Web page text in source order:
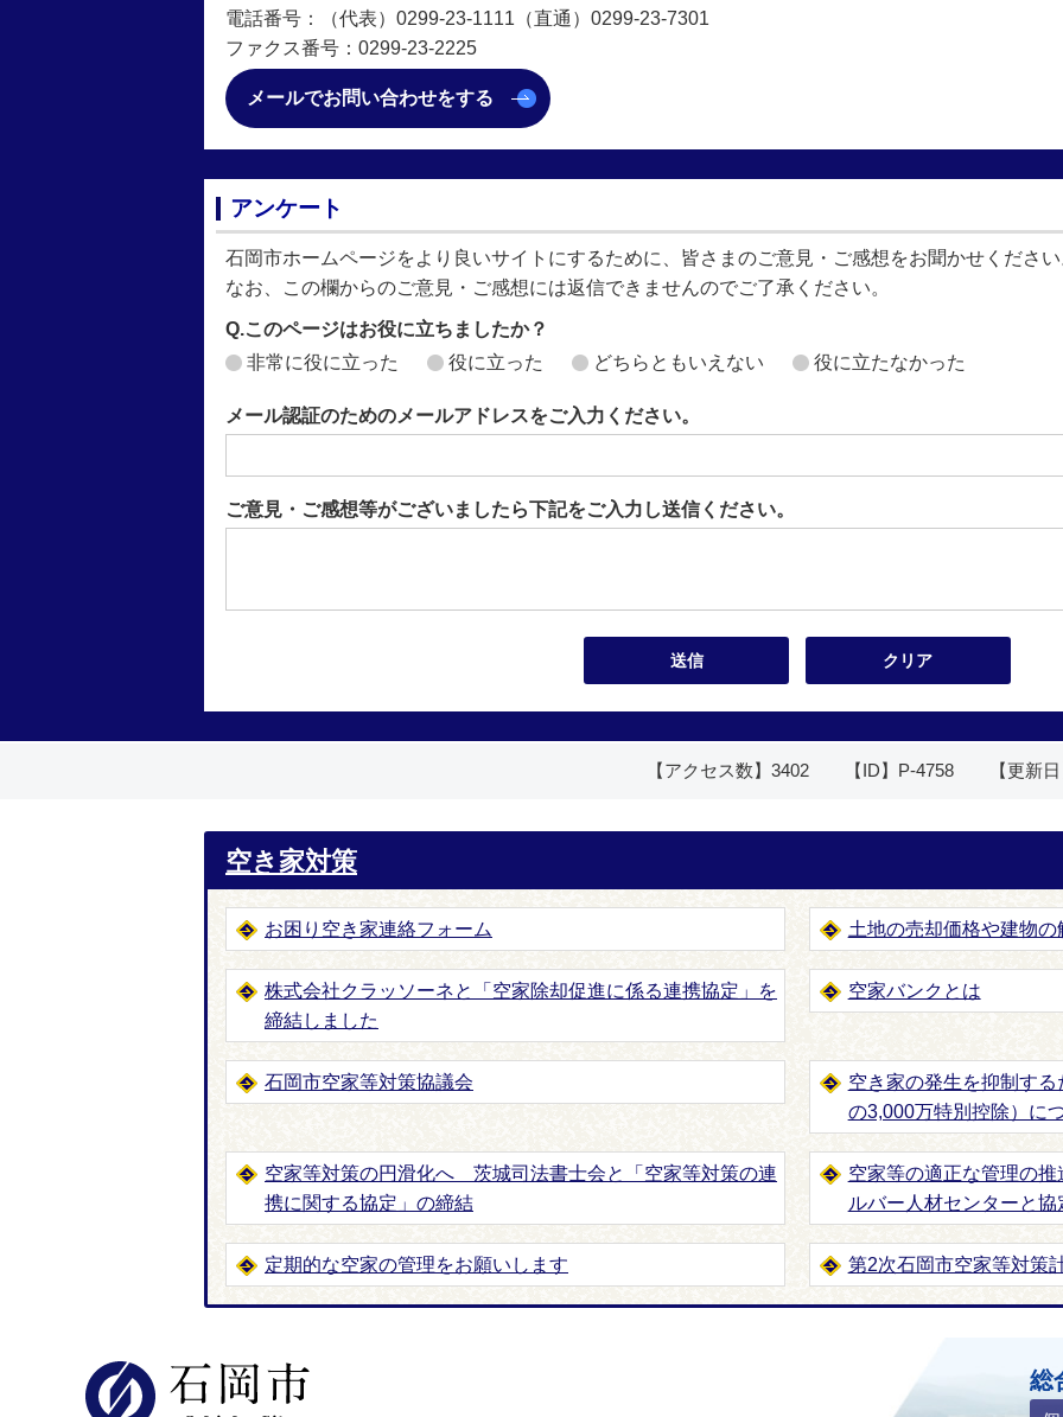
電話番号：（代表）0299-23-1111（直通）0299-23-7301
ファクス番号：0299-23-2225
メールでお問い合わせをする
アンケート
石岡市ホームページをより良いサイトにするために、皆さまのご意見・ご感想をお聞かせくださ
なお、この欄からのご意見・ご感想には返信できませんのでご了承ください。
Q.このページはお役に立ちましたか？
非常に役に立った
役に立った どちらともいえない 役に立たなかった
メール認証のためのメールアドレスをご入力ください。
ご意見・ご感想等がございましたら下記をご入力し送信ください。
【アクセス数】 3402 【ID】 P-4758 【更新
空き家対策
お困り空き家連絡フォーム 土地の売却価格や建物
株式会社クラッソーネと「空家除却促進に係る連携協定」を
締結しました
空家バンクとは
石岡市空家等対策協議会
空き家の発生を抑制す
の3,000万特別控除）に
空家等対策の円滑化へ 茨城司法書士会と「空家等対策の連
携に関する協定」の締結
空家等の適正な管理の
ルバー人材センターと協
定期的な空家の管理をお願いします 第2次石岡市空家等対策
総